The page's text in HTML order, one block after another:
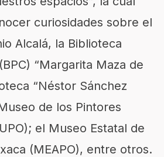
curiosidades sobre el
Alcalá, la Biblioteca
“Margarita Maza de
“Néstor Sánchez
de los Pintores
el Museo Estatal de
(MEAPO), entre otros.